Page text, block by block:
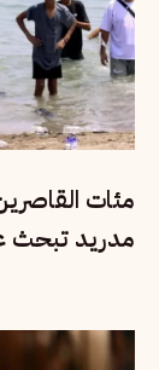
مئات
مدريد تبحث